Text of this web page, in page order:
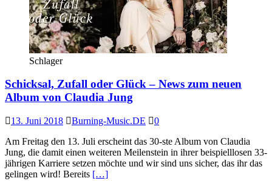
Schlager
Schicksal, Zufall oder Glück – News zum neuen
Album von Claudia Jung
13. Juni 2018 Burning-Music.DE
0
Am Freitag den 13. Juli erscheint das 30-ste Album von Claudia
Jung, die damit einen weiteren Meilenstein in ihrer beispielllosen 33-
jährigen Karriere setzen möchte und wir sind uns sicher, das ihr das
gelingen wird! Bereits […]